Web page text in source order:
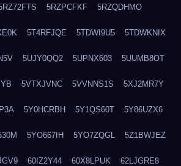
5RZPCFKF 5RZQDHMO
5T4RFJQE 5TDWI9U5 5TDWKNIX
5UJY0QQ2 5UPNX603 5UUMB8OT
5VTXJVNC 5VVNNS1S 5XJ2MR7Y
5Y0HCRBH 5Y1QS60T 5Y86UZX6
5YO667IH 5YO7ZQGL 5Z1BWJEZ
60IZ2Y44 60X8LPUK 62LJGRE8